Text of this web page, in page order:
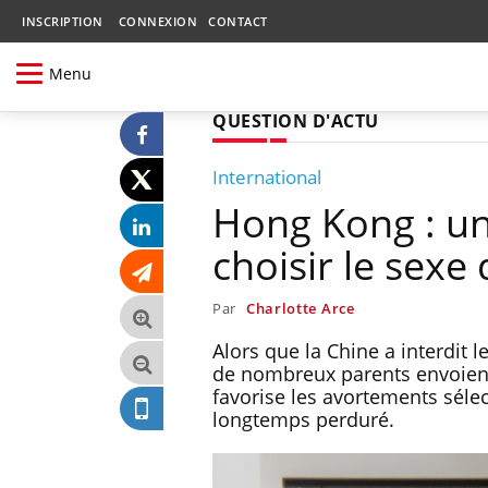
INSCRIPTION CONNEXION CONTACT
Menu
QUESTION D'ACTU
International
Hong Kong :
choisir le sexe
Par Charlotte Arce
Alors que la Chine a interdit
de nombreux parents
favorise les avortements
longtemps perduré.